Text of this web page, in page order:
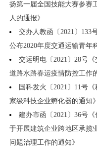
扬第一届全国技能大赛参赛
人的通报》
交办人教函〔2021〕133
公布2020年度交通运输青年
交运明电〔2021〕28号
道路水路春运疫情防控工作
国科发火〔2021〕11号
家级科技企业孵化器的通知》
建办市函〔2021〕36号
于开展建筑企业跨地区承揽
问题治理工作的通知》